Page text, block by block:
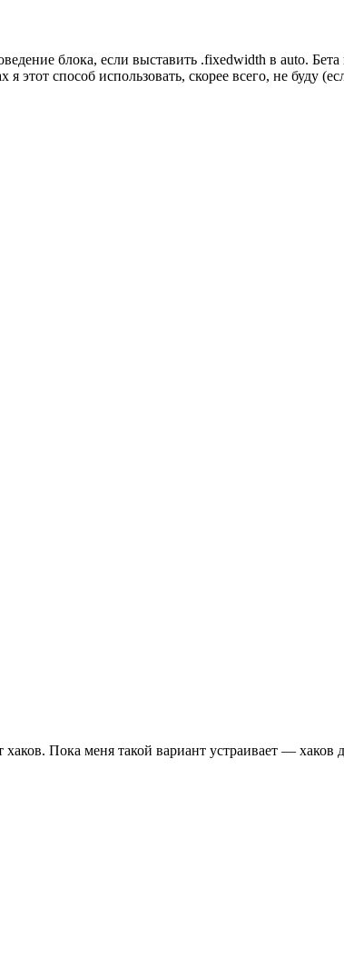
блока, если выставить .fixedwidth в auto.
способ использовать, скорее всего, не буду
Пока меня такой вариант устраивает — хаков